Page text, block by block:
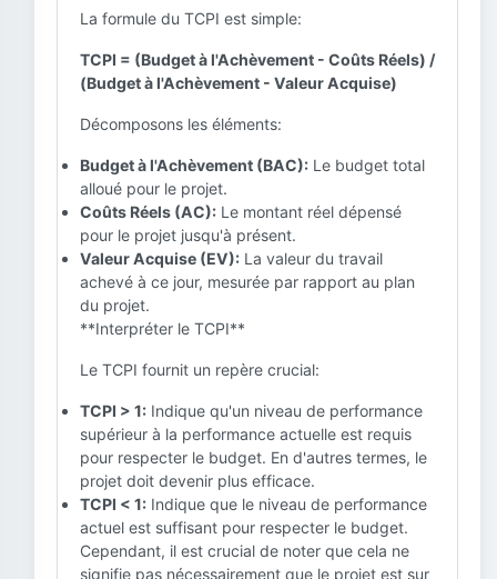
La formule du TCPI est simple:
TCPI = (Budget à l'Achèvement - Coûts Réels) /
(Budget à l'Achèvement - Valeur Acquise)
Décomposons les éléments:
Budget à l'Achèvement (BAC): Le budget total
alloué pour le projet.
Coûts Réels (AC): Le montant réel dépensé
pour le projet jusqu'à présent.
Valeur Acquise (EV): La valeur du travail
achevé à ce jour, mesurée par rapport au plan
du projet.
**Interpréter le TCPI**
Le TCPI fournit un repère crucial:
TCPI > 1: Indique qu'un niveau de performance
supérieur à la performance actuelle est requis
pour respecter le budget. En d'autres termes, le
projet doit devenir plus efficace.
TCPI < 1: Indique que le niveau de performance
actuel est suffisant pour respecter le budget.
Cependant, il est crucial de noter que cela ne
signifie pas nécessairement que le projet est sur